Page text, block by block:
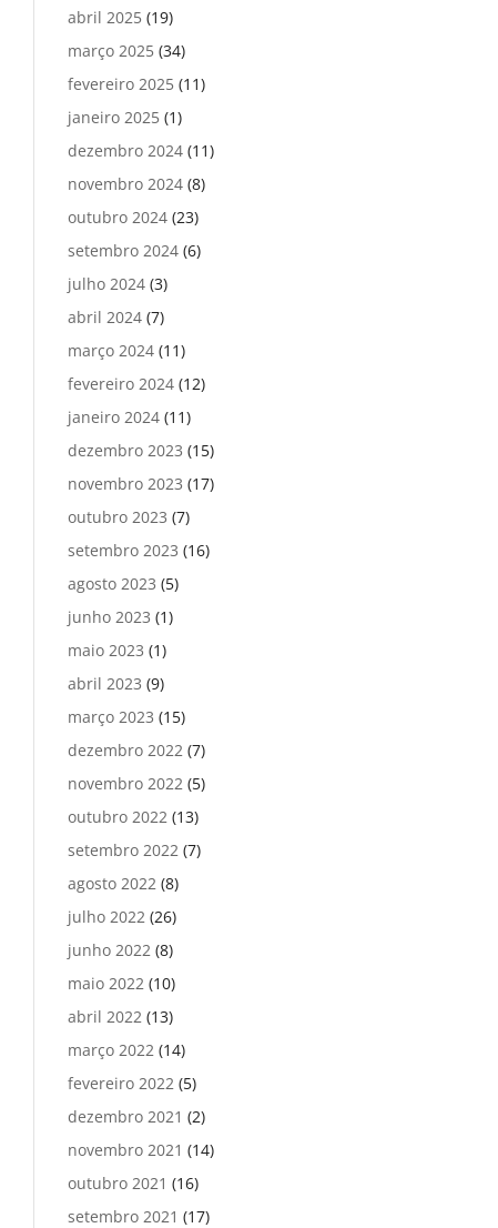
abril 2025 (19)
março 2025 (34)
fevereiro 2025 (11)
janeiro 2025 (1)
dezembro 2024 (11)
novembro 2024 (8)
outubro 2024 (23)
setembro 2024 (6)
julho 2024 (3)
abril 2024 (7)
março 2024 (11)
fevereiro 2024 (12)
janeiro 2024 (11)
dezembro 2023 (15)
novembro 2023 (17)
outubro 2023 (7)
setembro 2023 (16)
agosto 2023 (5)
junho 2023 (1)
maio 2023 (1)
abril 2023 (9)
março 2023 (15)
dezembro 2022 (7)
novembro 2022 (5)
outubro 2022 (13)
setembro 2022 (7)
agosto 2022 (8)
julho 2022 (26)
junho 2022 (8)
maio 2022 (10)
abril 2022 (13)
março 2022 (14)
fevereiro 2022 (5)
dezembro 2021 (2)
novembro 2021 (14)
outubro 2021 (16)
setembro 2021 (17)